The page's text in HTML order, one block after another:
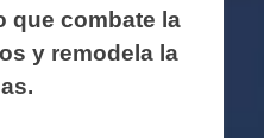
que combate la
y remodela la